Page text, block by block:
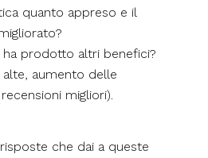
quanto appreso e il
prodotto altri benefici?
alte, aumento delle
migliori).
che dai a queste